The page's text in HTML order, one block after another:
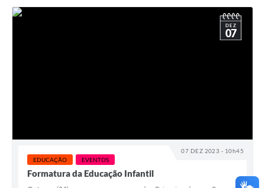
07 DEZ 2023 - 10h45
DEZ
07
EDUCAÇÃO EVENTOS
Formatura da Educação Infantil